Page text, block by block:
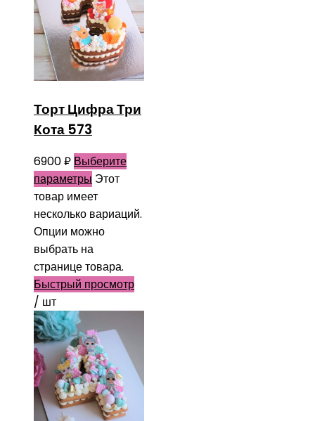
Торт Цифра Три
Кота 573
6900₽ Выберите
параметры Этот
товар имеет
несколько вариаций.
Опции можно
выбрать на
странице товара.
Быстрый просмотр
/ шт